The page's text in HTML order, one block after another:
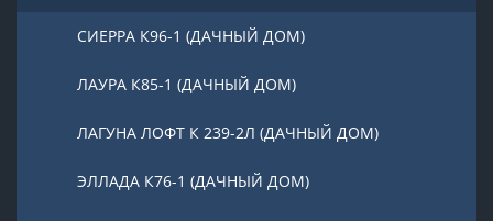
СИЕРРА К96-1 (ДАЧНЫЙ ДОМ)
ЛАУРА К85-1 (ДАЧНЫЙ ДОМ)
ЛАГУНА ЛОФТ К 239-2Л (ДАЧНЫЙ ДОМ)
ЭЛЛАДА К76-1 (ДАЧНЫЙ ДОМ)